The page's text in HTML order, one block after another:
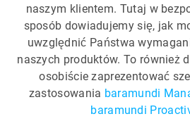
naszym klientem. Tutaj w
sposób dowiadujemy się, jak
uwzględnić Państwa
naszych produktów. To również
osobiście zaprezentować
zastosowania baramundi
baramundi